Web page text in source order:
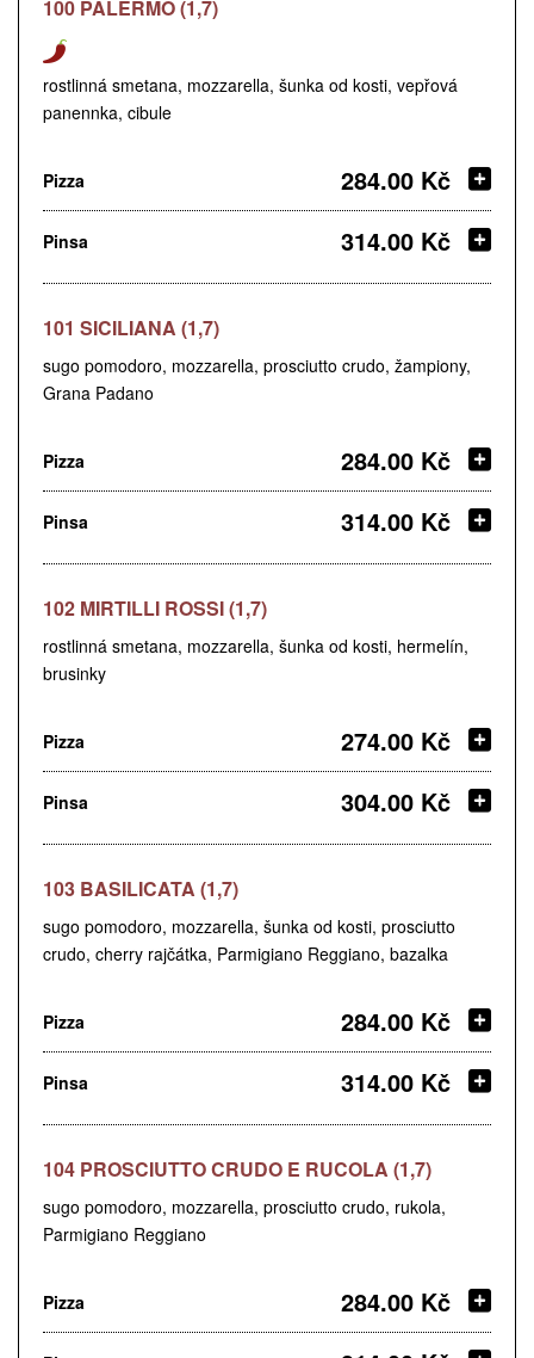
100 PALERMO (1,7)
rostlinná smetana, mozzarella, šunka od kosti, vepřová
panennka, cibule
Pizza 284.00 Kč
Pinsa 314.00 Kč
101 SICILIANA (1,7)
sugo pomodoro, mozzarella, prosciutto crudo, žampiony,
Grana Padano
Pizza 284.00 Kč
Pinsa 314.00 Kč
102 MIRTILLI ROSSI (1,7)
rostlinná smetana, mozzarella, šunka od kosti, hermelín,
brusinky
Pizza 274.00 Kč
Pinsa 304.00 Kč
103 BASILICATA (1,7)
sugo pomodoro, mozzarella, šunka od kosti, prosciutto
crudo, cherry rajčátka, Parmigiano Reggiano, bazalka
Pizza 284.00 Kč
Pinsa 314.00 Kč
104 PROSCIUTTO CRUDO E RUCOLA (1,7)
sugo pomodoro, mozzarella, prosciutto crudo, rukola,
Parmigiano Reggiano
Pizza 284.00 Kč